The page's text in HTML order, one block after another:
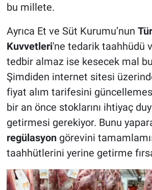
bu millete.
Ayrıca Et ve Süt Kurumu’nun
Kuvvetleri'ne tedarik taahhüdü
tedbir almaz ise kesecek mal
Şimdiden internet sitesi
fiyat alım tarifesini
bir an önce stoklarını ihtiyaç
getirmesi gerekiyor. Bunu
regülasyongörevini
taahhütlerini yerine getirme